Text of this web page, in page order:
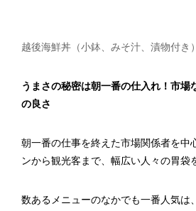
越後海鮮丼（小鉢、みそ汁、漬物付き
うまさの秘密は朝一番の仕入れ！市場
の良さ
朝一番の仕事を終えた市場関係者を中
ンから観光客まで、幅広い人々の胃袋
数あるメニューのなかでも一番人気は